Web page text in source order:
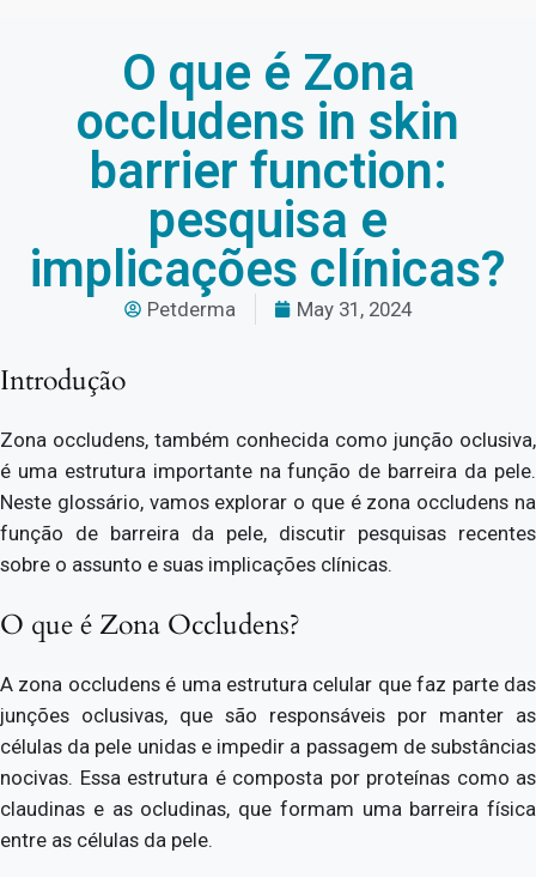
O que é Zona
occludens in skin
barrier function:
pesquisa e
implicações clínicas?
Petderma May 31, 2024
Introdução
Zona occludens, também conhecida como junção oclusiva,
é uma estrutura importante na função de barreira da pele.
Neste glossário, vamos explorar o que é zona occludens na
função de barreira da pele, discutir pesquisas recentes
sobre o assunto e suas implicações clínicas.
O que é Zona Occludens?
A zona occludens é uma estrutura celular que faz parte das
junções oclusivas, que são responsáveis por manter as
células da pele unidas e impedir a passagem de substâncias
nocivas. Essa estrutura é composta por proteínas como as
claudinas e as ocludinas, que formam uma barreira física
entre as células da pele.